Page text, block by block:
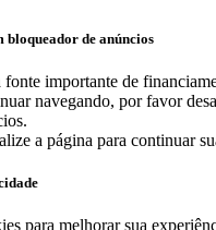
bloqueador de anúncios
importante de
navegando, por favor
a página para continuar
para melhorar sua